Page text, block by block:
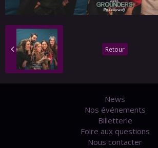
Retour
News
Nos événements
Billetterie
Foire aux questions
Nous contacter